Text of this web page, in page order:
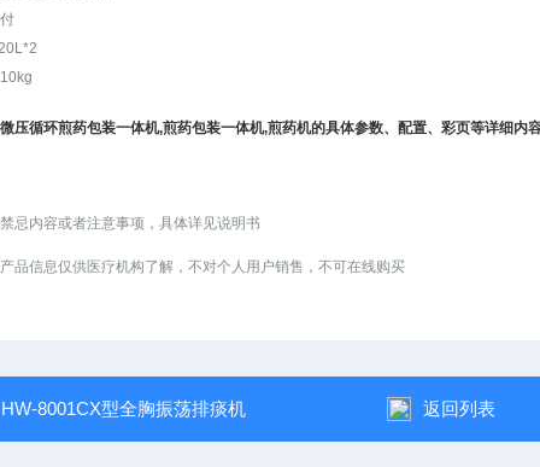
压循环煎药包装一体机,煎药包装一体机,煎药机的具体参数、配置、彩页等详细内
忌内容或者注意事项，具体详见说明书
品信息仅供医疗机构了解，不对个人用户销售，不可在线购买
HW-8001CX型全胸振荡排痰机 返回列表